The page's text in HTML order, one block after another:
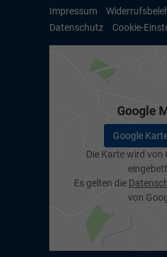
Impressum
Datenschutz
Cookie-
Google
Google
Die Karte wird von
Es gelten die
von